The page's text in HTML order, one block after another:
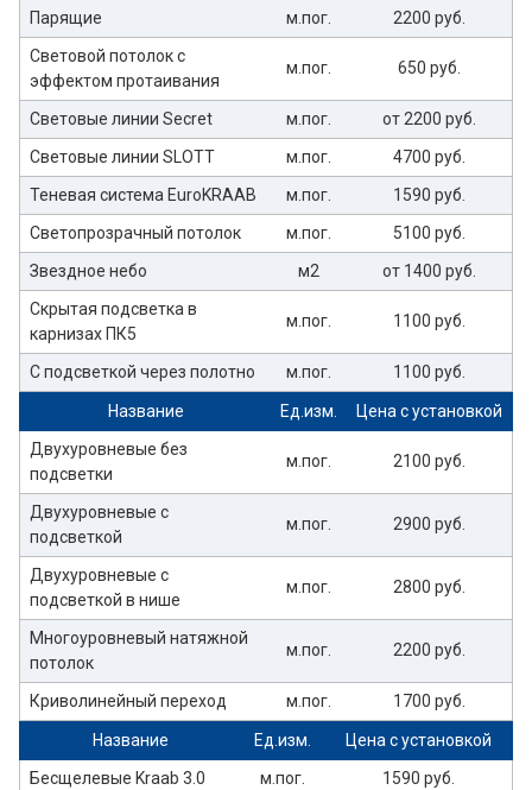
Парящие м.пог.
2200 руб.
Световой потолок с
эффектом протаивания
м.пог. 650 руб.
Световые линии Secret м.пог.
от 2200 руб.
Световые линии SLOTT
м.пог.
4700 руб.
Теневая система EuroKRAAB
м.пог.
1590 руб.
Светопрозрачный потолок
м.пог.
5100 руб.
Звездное небо
м2
от 1400 руб.
Скрытая подсветка в
карнизах ПК5
м.пог. 1100 руб.
С подсветкой через полотно м.пог. 1100 руб.
Название Ед.изм.
Цена с установкой
Двухуровневые без
подсветки
м.пог. 2100 руб.
Двухуровневые с
подсветкой
м.пог. 2900 руб.
Двухуровневые с
подсветкой в нише
м.пог. 2800 руб.
Многоуровневый натяжной
потолок
м.пог. 2200 руб.
Криволинейный переход м.пог. 1700 руб.
Название Ед.изм.
Цена с установкой
Бесщелевые Kraab 3.0
м.пог.
1590 руб.